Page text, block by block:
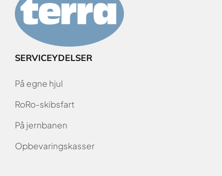
SERVICEYDELSER
På egne hjul
RoRo-skibsfart
På jernbanen
Opbevaringskasser